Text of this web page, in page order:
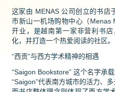
Menas 与
荣誉与
零售
美食
化妆品
资产
战略合
联
中文
Tiếng Việt
English
这家由 MENAS 公司创立的书店
市新山一机场购物中心（Menas
开业，是越南第一家非营利书
化，并打造一个热爱阅读的社区。
“西贡”与西方学术精神的相遇
“Saigon Bookstore” 这个名字承
“Saigon”代表南方城市的活力、多